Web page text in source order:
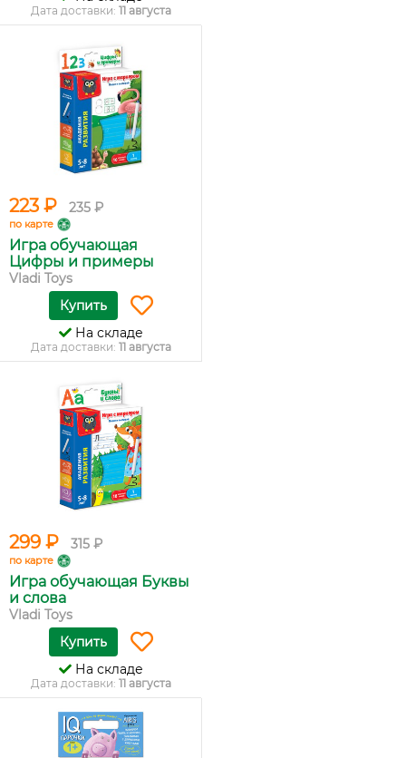
Дата доставки: 11 августа
223 ₽ 235 ₽
по карте
Игра обучающая
Цифры и примеры
Vladi Toys
Купить
На складе
Дата доставки: 11 августа
299 ₽ 315 ₽
по карте
Игра обучающая Буквы
и слова
Vladi Toys
Купить
На складе
Дата доставки: 11 августа